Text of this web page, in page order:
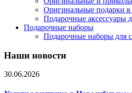
Оригинальные подарки в
Подарочные аксессуары
Подарочные наборы
Подарочные наборы для
Наши новости
30.06.2026